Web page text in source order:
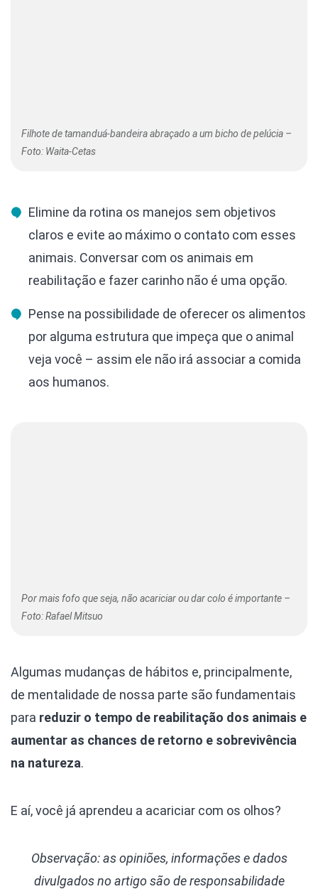
Filhote de tamanduá-bandeira abraçado a um bicho de pelúcia –
Foto: Waita-Cetas
Elimine da rotina os manejos sem objetivos
claros e evite ao máximo o contato com esses
animais. Conversar com os animais em
reabilitação e fazer carinho não é uma opção.
Pense na possibilidade de oferecer os alimentos
por alguma estrutura que impeça que o animal
veja você – assim ele não irá associar a comida
aos humanos.
Por mais fofo que seja, não acariciar ou dar colo é importante –
Foto: Rafael Mitsuo
Algumas mudanças de hábitos e, principalmente,
de mentalidade de nossa parte são fundamentais
para reduzir o tempo de reabilitação dos animais e
aumentar as chances de retorno e sobrevivência
na natureza.
E aí, você já aprendeu a acariciar com os olhos?
Observação: as opiniões, informações e dados
divulgados no artigo são de responsabilidade